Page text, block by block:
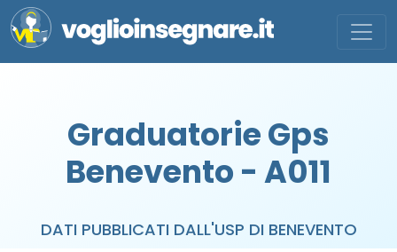
Graduatorie Gps
Benevento - A011
DATI PUBBLICATI DALL'USP DI BENEVENTO